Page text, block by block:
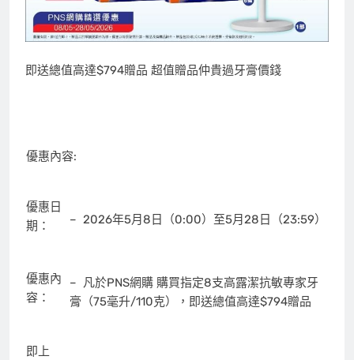
即送總值高達$794贈品 超值贈品仲貴過牙膏價錢
優惠內容:
優惠日
期：
– 2026年5月8日（0:00）至5月28日（23:59）
優惠內
容：
– 凡於PNS網購 購買指定8支高露潔抗敏專家牙
膏（75毫升/110克），即送總值高達$794贈品
即上